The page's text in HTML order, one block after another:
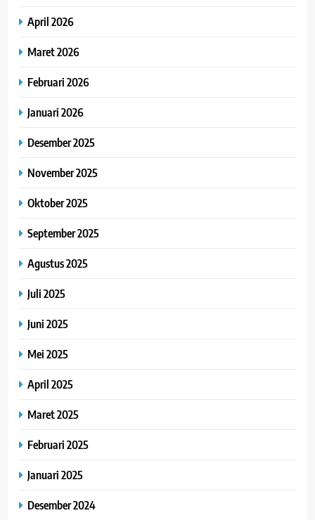
April 2026
Maret 2026
Februari 2026
Januari 2026
Desember 2025
November 2025
Oktober 2025
September 2025
Agustus 2025
Juli 2025
Juni 2025
Mei 2025
April 2025
Maret 2025
Februari 2025
Januari 2025
Desember 2024